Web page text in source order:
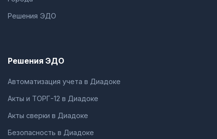
Решения ЭДО
Решения ЭДО
Автоматизация учета в Диадоке
Акты и ТОРГ-12 в Диадоке
Акты сверки в Диадоке
Безопасность в Диадоке